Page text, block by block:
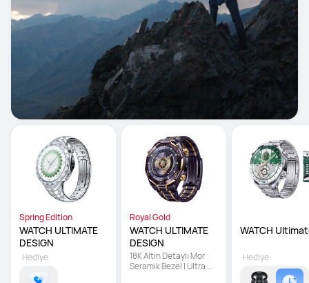
Spring Edition
WATCH ULTIMATE
DESIGN
Hediye
Royal Gold
WATCH ULTIMATE
DESIGN
18K Altın Detaylı Mor
Seramik Bezel | Ultra
WATCH
Hediye